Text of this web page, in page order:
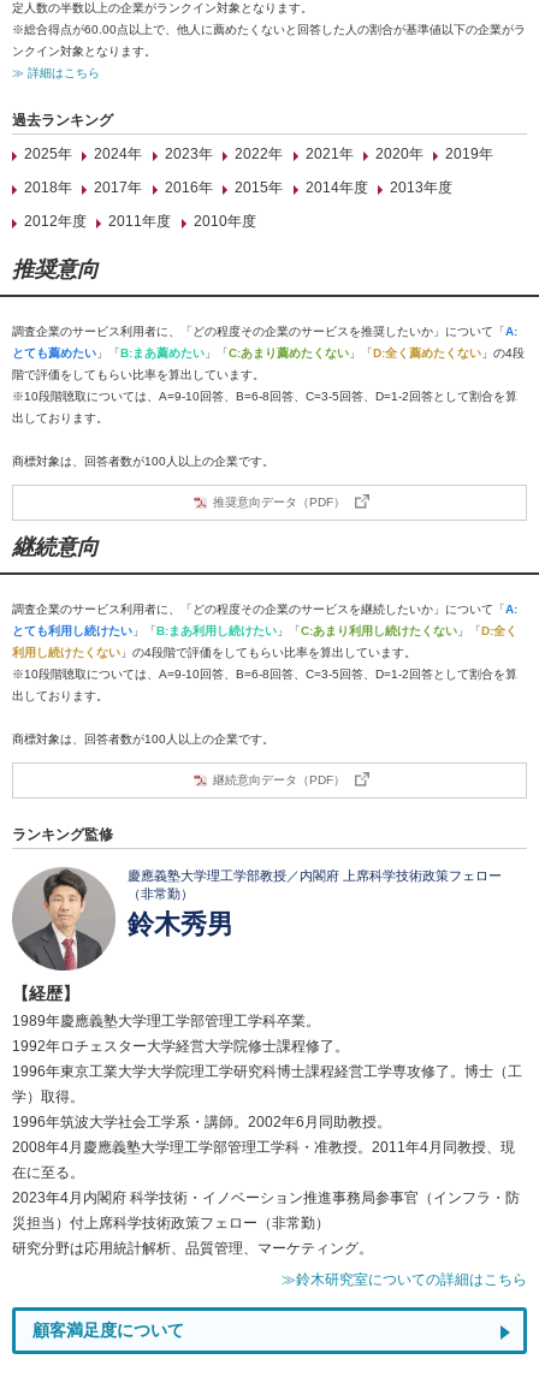
定人数の半数以上の企業がランクイン対象となります。
※総合得点が60.00点以上で、他人に薦めたくないと回答した人の割合が基準値以下の企業がラ
ンクイン対象となります。
≫ 詳細はこちら
過去ランキング
2025年
2024年 2023年 2022年 2021年 2020年
2019年
2018年
2017年 2016年 2015年 2014年度
2013年度
2012年度
2011年度 2010年度
推奨意向
調査企業のサービス利用者に、「どの程度その企業のサービスを推奨したいか」について「A:
とても薦めたい 」「B:まあ薦めたい 」「C:あまり薦めたくない 」「D:全く薦めたくない 」の4段
階で評価をしてもらい比率を算出しています。
※10段階聴取については、A=9-10回答、B=6-8回答、C=3-5回答、D=1-2回答として割合を算
出しております。
商標対象は、回答者数が100人以上の企業です。
推奨意向データ（PDF）
継続意向
調査企業のサービス利用者に、「どの程度その企業のサービスを継続したいか」について「A:
とても利用し続けたい 」「B:まあ利用し続けたい 」「C:あまり利用し続けたくない 」「D:全く
利用し続けたくない 」の4段階で評価をしてもらい比率を算出しています。
※10段階聴取については、A=9-10回答、B=6-8回答、C=3-5回答、D=1-2回答として割合を算
出しております。
商標対象は、回答者数が100人以上の企業です。
継続意向データ（PDF）
ランキング監修
慶應義塾大学理工学部教授／内閣府 上席科学技術政策フェロー
（非常勤）
鈴木秀男
【経歴】
1989年慶應義塾大学理工学部管理工学科卒業。
1992年ロチェスター大学経営大学院修士課程修了。
1996年東京工業大学大学院理工学研究科博士課程経営工学専攻修了。博士（工
学）取得。
1996年筑波大学社会工学系・講師。2002年6月同助教授。
2008年4月慶應義塾大学理工学部管理工学科・准教授。2011年4月同教授、現
在に至る。
2023年4月内閣府 科学技術・イノベーション推進事務局参事官（インフラ・防
災担当）付上席科学技術政策フェロー（非常勤）
研究分野は応用統計解析、品質管理、マーケティング。
≫鈴木研究室についての詳細はこちら
顧客満足度について